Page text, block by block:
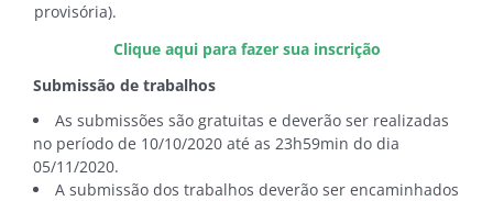
provisória).
Clique aqui para fazer sua inscrição
Submissão de trabalhos
As submissões são gratuitas e deverão ser realizadas
no período de 10/10/2020 até as 23h59min do dia
05/11/2020.
A submissão dos trabalhos deverão ser encaminhados